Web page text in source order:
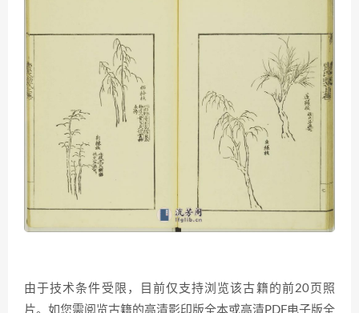
由于技术条件受限，目前仅支持浏览该古籍的前20页照
片。如您需阅览古籍的高清影印版全本或高清PDF电子版全